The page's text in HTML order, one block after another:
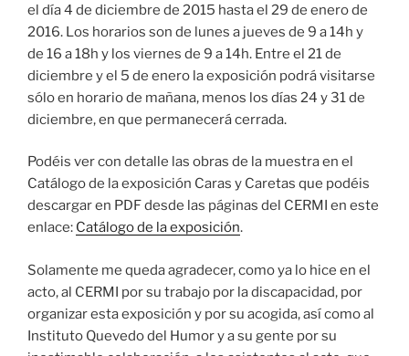
el día 4 de diciembre de 2015 hasta el 29 de enero de
2016. Los horarios son de lunes a jueves de 9 a 14h y
de 16 a 18h y los viernes de 9 a 14h. Entre el 21 de
diciembre y el 5 de enero la exposición podrá visitarse
sólo en horario de mañana, menos los días 24 y 31 de
diciembre, en que permanecerá cerrada.
Podéis ver con detalle las obras de la muestra en el
Catálogo de la exposición Caras y Caretas que podéis
descargar en PDF desde las páginas del CERMI en este
enlace: Catálogo de la exposición.
Solamente me queda agradecer, como ya lo hice en el
acto, al CERMI por su trabajo por la discapacidad, por
organizar esta exposición y por su acogida, así como al
Instituto Quevedo del Humor y a su gente por su